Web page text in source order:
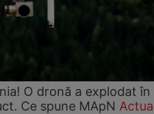
O dronă a explodat în
Ce spune MApN